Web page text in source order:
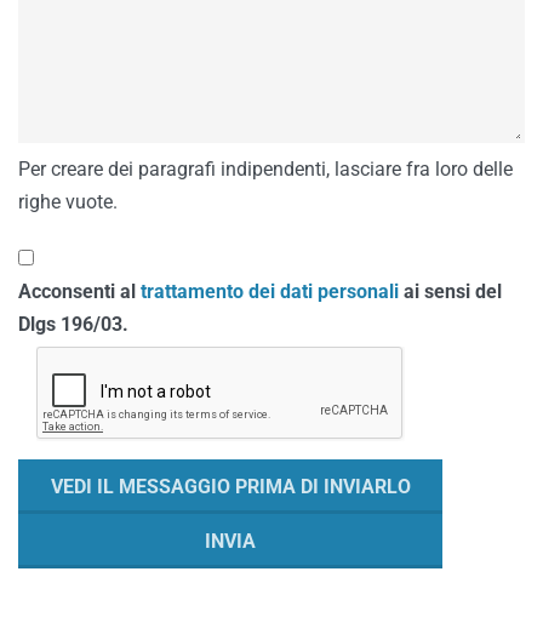
Per creare dei paragrafi indipendenti, lasciare fra loro delle
righe vuote.
Acconsenti al trattamento dei dati personali ai sensi del
Dlgs 196/03.